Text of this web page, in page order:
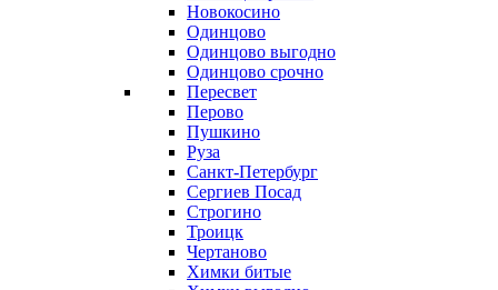
Новокосино
Одинцово
Одинцово выгодно
Одинцово срочно
Пересвет
Перово
Пушкино
Руза
Санкт-Петербург
Сергиев Посад
Строгино
Троицк
Чертаново
Химки битые